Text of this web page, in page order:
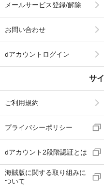
メールサービス登録/解除
お問い合わせ
dアカウントログイン
サ
ご利用規約
プライバシーポリシー
dアカウント2段階認証とは
海賊版に関する取り組みに
ついて